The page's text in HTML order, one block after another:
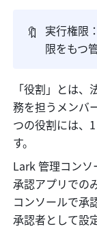
🔖
実行権限
限をもつ
「役割」とは
務を担うメンバ
つの役割には、
す。
Lark 管理コン
承認アプリでの
コンソールで承
承認者として設